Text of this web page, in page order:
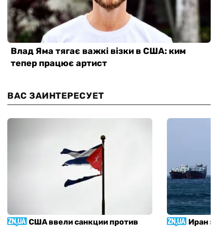
ВАС ЗАИНТЕРЕСУЕТ
США ввели санкции против
Иран